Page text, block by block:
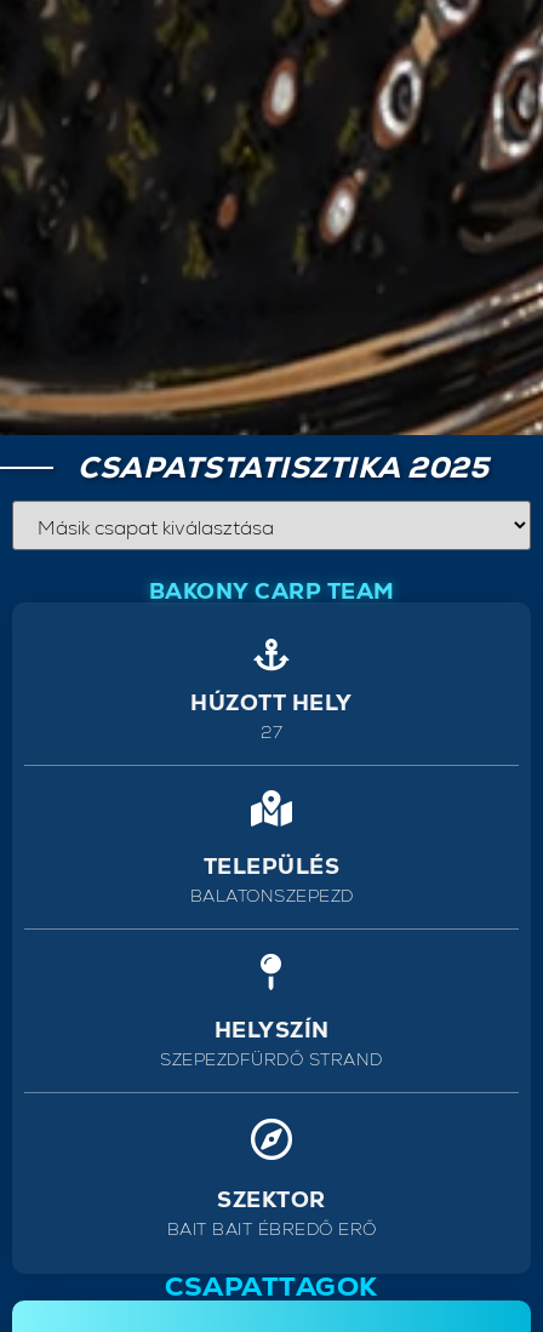
CSAPATSTATISZTIKA 2025
BAKONY CARP TEAM
HÚZOTT HELY
27
TELEPÜLÉS
BALATONSZEPEZD
HELYSZÍN
SZEPEZDFÜRDŐ STRAND
SZEKTOR
BAIT BAIT ÉBREDŐ ERŐ
CSAPATTAGOK